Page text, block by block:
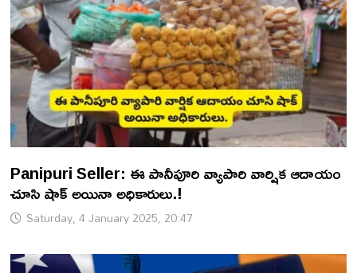
Panipuri Seller: ఈ పానీపూరి వ్యాపారి వార్షిక ఆదాయం
చూసి షాక్ అయినా అధికారులు.!
Saturday, 4 January 2025, 20:47